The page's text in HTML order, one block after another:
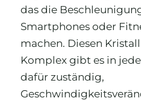
das die
Smartphones oder
machen. Diesen
Komplex gibt es in
dafür zuständig,